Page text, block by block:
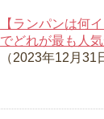
【ランパンは何
でどれが最も人気
（2023年12月31